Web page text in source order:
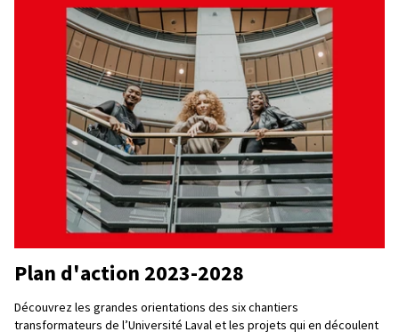
Plan d'action 2023-2028
Découvrez les grandes orientations des six chantiers
transformateurs de l’Université Laval et les projets qui en découlent